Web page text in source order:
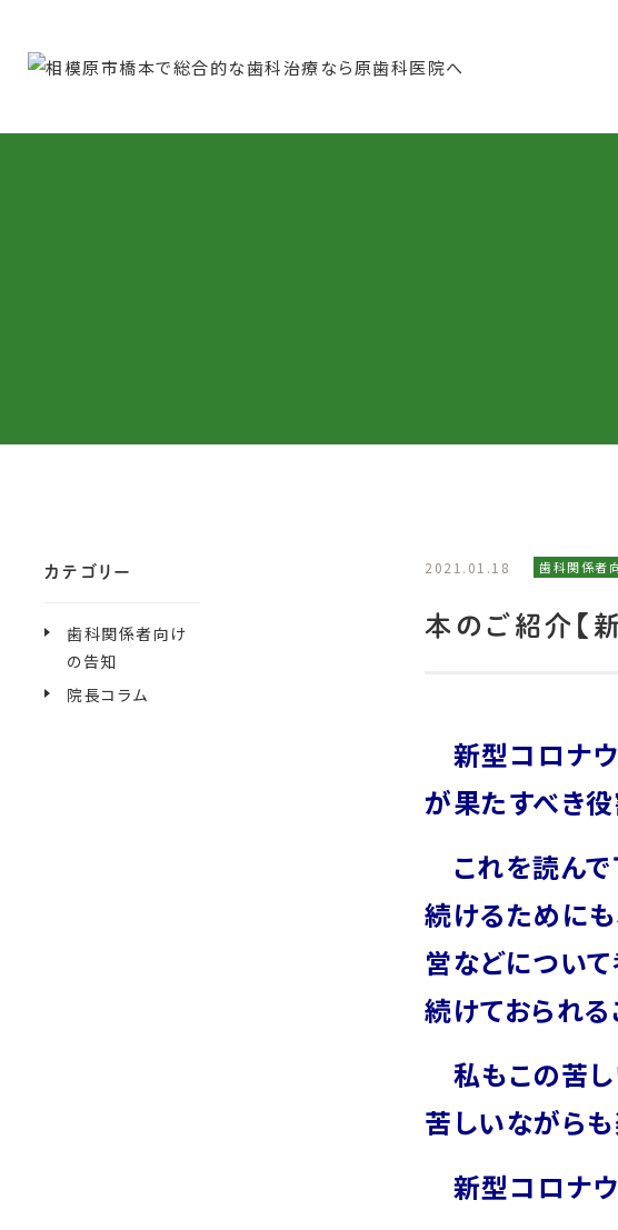
カテゴリー
歯科関係者向け
の告知
院長コラム
2021.01.18 歯科関係者
本のご紹介【
新型コロナウ
が果たすべき
これを読んで
続けるために
営などについ
続けておられる
私もこの苦し
苦しいながらも
新型コロナ